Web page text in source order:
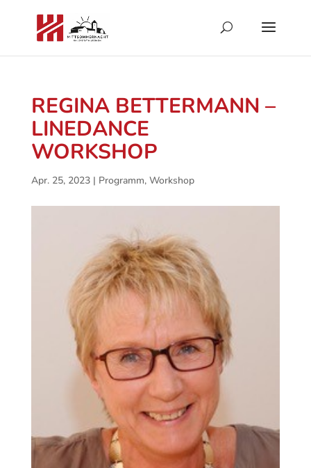
REGINA BETTERMANN –
LINEDANCE
WORKSHOP
Apr. 25, 2023| Programm, Workshop